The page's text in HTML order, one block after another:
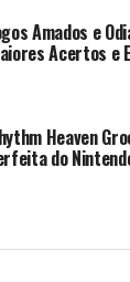
com
estrelas
principais e
você precisa
uma estrela.
uma
níveis do
daquele
Amados e
Acertos e
Heaven
do